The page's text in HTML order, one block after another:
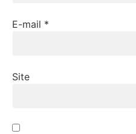
E-mail *
Site